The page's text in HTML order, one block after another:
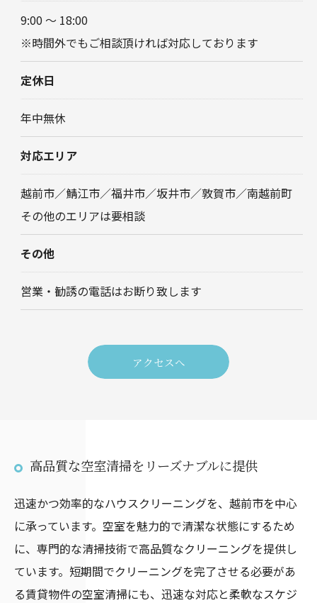
9:00 〜 18:00
※時間外でもご相談頂ければ対応しております
定休日
年中無休
対応エリア
越前市／鯖江市／福井市／坂井市／敦賀市／南越前町
その他のエリアは要相談
その他
営業・勧誘の電話はお断り致します
アクセスへ
高品質な空室清掃をリーズナブルに提供
迅速かつ効率的なハウスクリーニングを、越前市を中心
に承っています。空室を魅力的で清潔な状態にするため
に、専門的な清掃技術で高品質なクリーニングを提供し
ています。短期間でクリーニングを完了させる必要があ
る賃貸物件の空室清掃にも、迅速な対応と柔軟なスケジ